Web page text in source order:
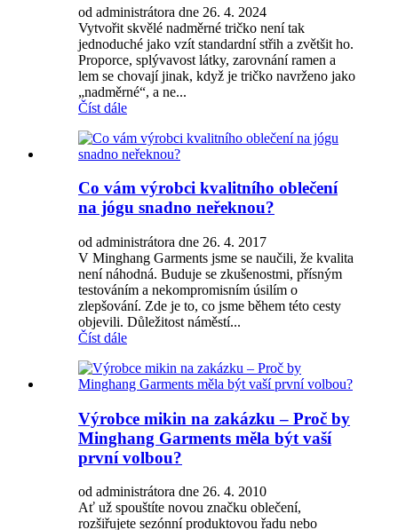
od administrátora dne 26. 4. 2024
Vytvořit skvělé nadměrné tričko není tak
jednoduché jako vzít standardní střih a zvětšit ho.
Proporce, splývavost látky, zarovnání ramen a
lem se chovají jinak, když je tričko navrženo jako
„nadměrné“, a ne...
Číst dále
Co vám výrobci kvalitního oblečení
na jógu snadno neřeknou?
od administrátora dne 26. 4. 2017
V Minghang Garments jsme se naučili, že kvalita
není náhodná. Buduje se zkušenostmi, přísným
testováním a nekompromisním úsilím o
zlepšování. Zde je to, co jsme během této cesty
objevili. Důležitost náměstí...
Číst dále
Výrobce mikin na zakázku – Proč by
Minghang Garments měla být vaší
první volbou?
od administrátora dne 26. 4. 2010
Ať už spouštíte novou značku oblečení,
rozšiřujete sezónní produktovou řadu nebo